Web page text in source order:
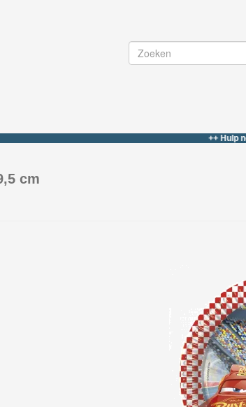
++ Hulp nodig?
cm